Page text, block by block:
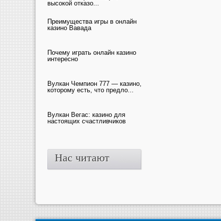
высокой отказо...
Преимущества игры в онлайн
казино Вавада
Почему играть онлайн казино
интересно
Вулкан Чемпион 777 — казино,
которому есть, что предло...
Вулкан Вегас: казино для
настоящих счастливчиков
Нас читают